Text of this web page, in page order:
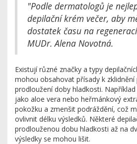
"Podle dermatologů je
depilační krém večer, aby
dostatek času na
MUDr. Alena Novotná.
Existují různé značky a typy
mohou obsahovat přísady k zklidnění
prodloužení doby hladkosti.
jako aloe vera nebo heřmánkový
pokožku a zmenšit podráždění, což
ovlivnit délku výsledků. Některé
prodlouženou dobu hladkosti až na
výsledky se mohou lišit.